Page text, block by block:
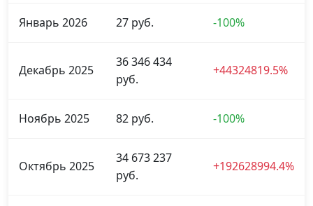
Январь 2026 27 руб. -100%
Декабрь 2025
36 346 434
руб.
+44324819.5%
Ноябрь 2025 82 руб. -100%
Октябрь 2025
34 673 237
руб.
+192628994.4%